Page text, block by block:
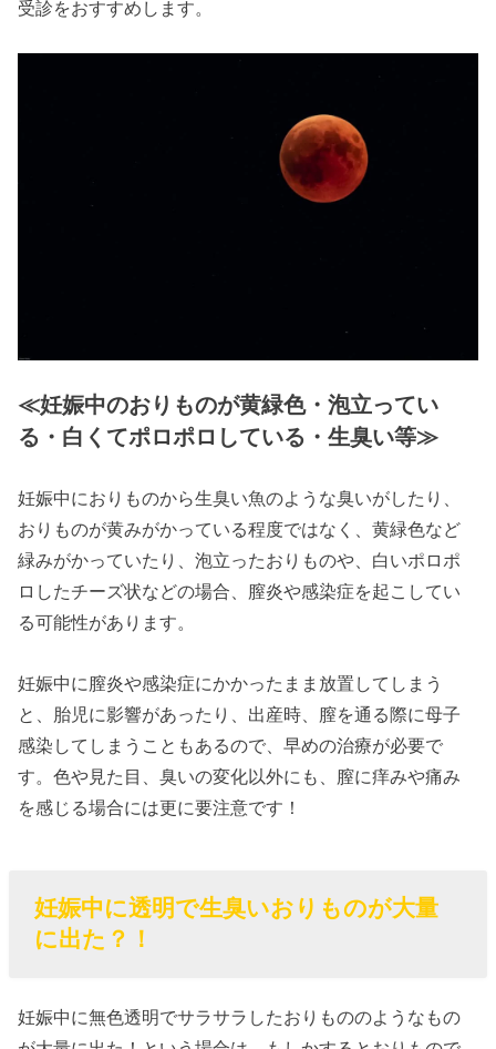
受診をおすすめします。
≪妊娠中のおりものが黄緑色・泡立ってい
る・白くてポロポロしている・生臭い等≫
妊娠中におりものから生臭い魚のような臭いがしたり、
おりものが黄みがかっている程度ではなく、黄緑色など
緑みがかっていたり、泡立ったおりものや、白いポロポ
ロしたチーズ状などの場合、膣炎や感染症を起こしてい
る可能性があります。
妊娠中に膣炎や感染症にかかったまま放置してしまう
と、胎児に影響があったり、出産時、膣を通る際に母子
感染してしまうこともあるので、早めの治療が必要で
す。色や見た目、臭いの変化以外にも、膣に痒みや痛み
を感じる場合には更に要注意です！
妊娠中に透明で生臭いおりものが大量
に出た？！
妊娠中に無色透明でサラサラしたおりもののようなもの